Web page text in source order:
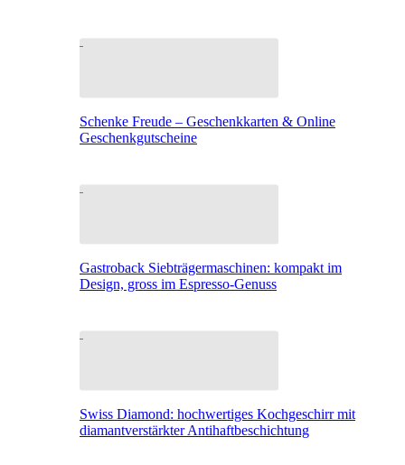
Schenke Freude – Geschenkkarten & Online
Geschenkgutscheine
Gastroback Siebträgermaschinen: kompakt im
Design, gross im Espresso-Genuss
Swiss Diamond: hochwertiges Kochgeschirr mit
diamantverstärkter Antihaftbeschichtung